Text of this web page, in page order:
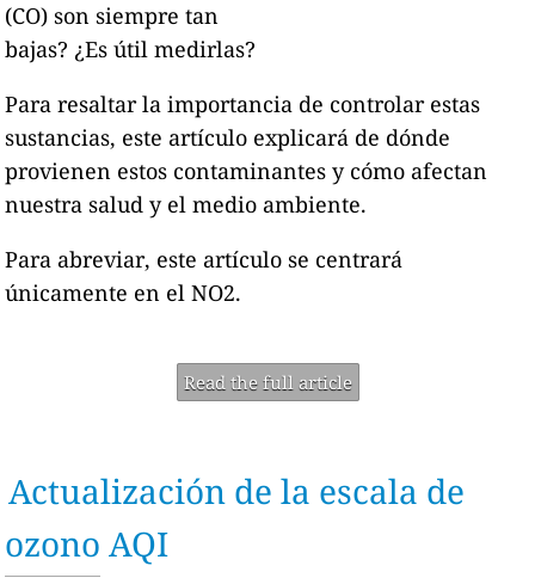
(CO) son siempre tan
bajas? ¿Es útil medirlas?
Para resaltar la importancia de controlar estas
sustancias, este artículo explicará de dónde
provienen estos contaminantes y cómo afectan
nuestra salud y el medio ambiente.
Para abreviar, este artículo se centrará
únicamente en el NO2.
Read the full article
Actualización de la escala de
ozono AQI